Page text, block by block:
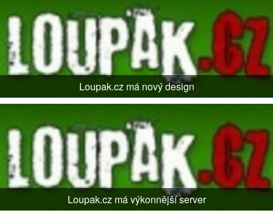
Loupak.cz má nový design
Loupak.cz má výkonnější server